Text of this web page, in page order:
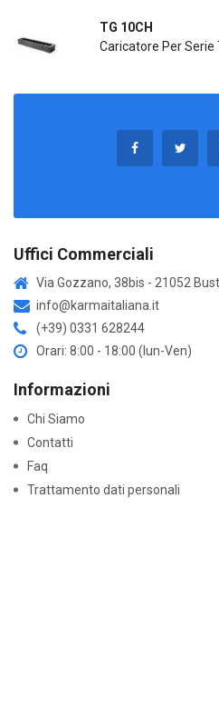
TG 10CH
Caricatore Per Serie
Uffici Commerciali
Via Gozzano, 38bis - 21052
info@karmaitaliana.it
(+39) 0331 628244
Orari: 8:00 - 18:00 (lun-Ven)
Informazioni
Chi Siamo
Contatti
Faq
Trattamento dati personali